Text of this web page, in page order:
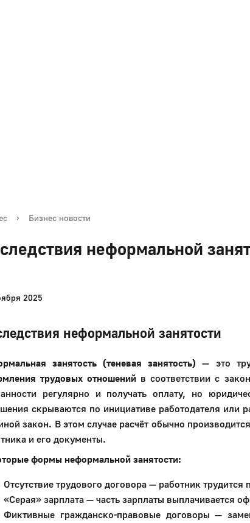
› Бизнес новости
неформальной
2025
неформальной занятости
занятость (теневая занятость) — это
трудовых отношений в соответствии с
регулярно и получать оплату, но
скрываются по инициативе работодателя или
закон. В этом случае расчёт обычно
и его документы.
формы неформальной занятости:
Отсутствие трудового договора — работник трудится
«Серая» зарплата — часть зарплаты выплачивается
Фиктивные гражданско-правовые договоры —